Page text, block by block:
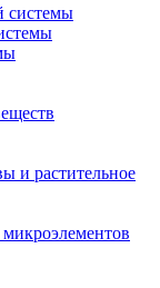
системы
и растительное